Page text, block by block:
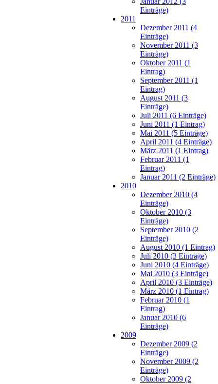
Einträge)
2011
Dezember 2011 (4
Einträge)
November 2011 (3
Einträge)
Oktober 2011 (1
Eintrag)
September 2011 (1
Eintrag)
August 2011 (3
Einträge)
Juli 2011 (6 Einträge)
Juni 2011 (1 Eintrag)
Mai 2011 (5 Einträge)
April 2011 (4 Einträge)
März 2011 (1 Eintrag)
Februar 2011 (1
Eintrag)
Januar 2011 (2 Einträge)
2010
Dezember 2010 (4
Einträge)
Oktober 2010 (3
Einträge)
September 2010 (2
Einträge)
August 2010 (1 Eintrag)
Juli 2010 (3 Einträge)
Juni 2010 (4 Einträge)
Mai 2010 (3 Einträge)
April 2010 (3 Einträge)
März 2010 (1 Eintrag)
Februar 2010 (1
Eintrag)
Januar 2010 (6
Einträge)
2009
Dezember 2009 (2
Einträge)
November 2009 (2
Einträge)
Oktober 2009 (2